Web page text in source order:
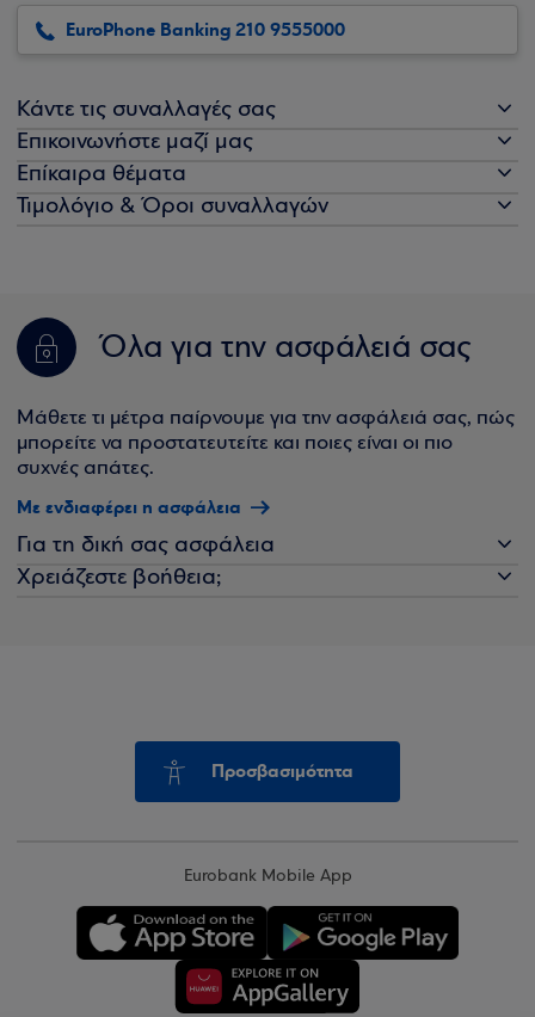
EuroPhone Banking 210 9555000
Κάντε τις συναλλαγές σας
Επικοινωνήστε μαζί μας
Επίκαιρα θέματα
Τιμολόγιο & Όροι συναλλαγών
Όλα για την ασφάλειά σας
Μάθετε τι μέτρα παίρνουμε για την ασφάλειά σας, πώς
μπορείτε να προστατευτείτε και ποιες είναι οι πιο
συχνές απάτες.
Με ενδιαφέρει η ασφάλεια
Για τη δική σας ασφάλεια
Χρειάζεστε βοήθεια;
Προσβασιμότητα
Eurobank Mobile App